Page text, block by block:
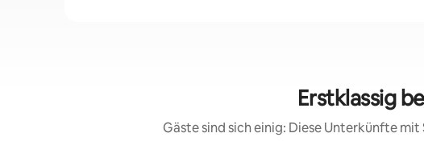
Erstklassig
Gäste sind sich einig: Diese Unterkünfte